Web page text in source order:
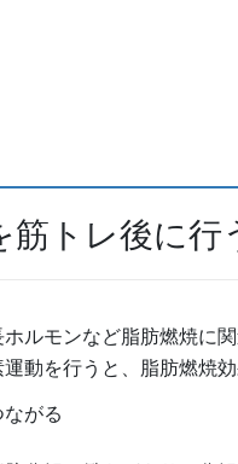
筋トレ後に行
ルモンなど脂肪燃焼に
動を行うと、脂肪燃焼
がる